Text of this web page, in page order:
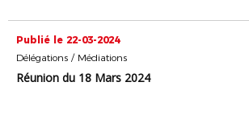
Publié le 22-03-2024
Délégations / Médiations
Réunion du 18 Mars 2024